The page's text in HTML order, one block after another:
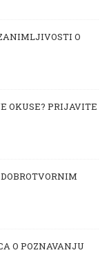
O
OKUSE? PRIJAVITE
O POZNAVANJU